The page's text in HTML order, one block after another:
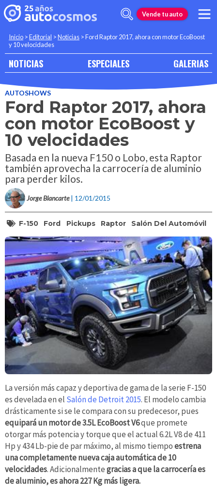
Vende tu auto
Inicio >Editorial >Noticias >Ford Raptor 2017, ahora con motor EcoBoost
y 10 velocidades
NOTICIAS ESPECIALES GALERIAS
AUTOSHOWS
Ford Raptor 2017, ahora
con motor EcoBoost y
10 velocidades
Basada en la nueva F150 o Lobo, esta Raptor
también aprovecha la carrocería de aluminio
para perder kilos.
Jorge Blancarte | 12/01/2015
F-150 Ford Pickups Raptor Salón Del Automóvil
La versión más capaz y deportiva de gama de la serie F-150
es develada en el Salón de Detroit 2015. El modelo cambia
drásticamente si se le compara con su predecesor, pues
equipará un motor de 3.5L EcoBoost V6que promete
otorgar más potencia y torque que el actual 6.2L V8 de 411
Hp y 434 Lb-pie de par máximo, al mismo tiempoestrena
una completamente nueva caja automática de 10
velocidades. Adicionalmentegracias a que la carrocería es
de aluminio, es ahora 227 Kg más ligera.